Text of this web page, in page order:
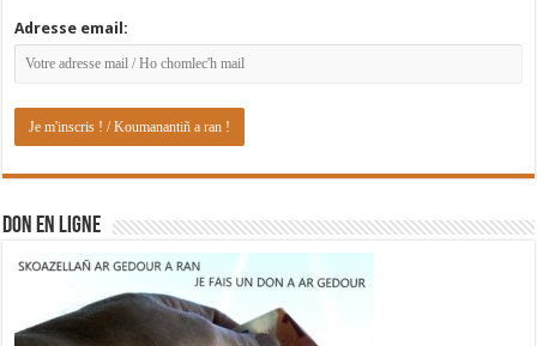
Adresse email:
DON EN LIGNE